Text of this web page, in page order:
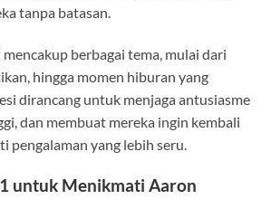
tanpa batasan.
berbagai tema, mulai dari
hingga momen hiburan yang
dirancang untuk menjaga antusiasme
dan membuat mereka ingin kembali
pengalaman yang lebih seru.
untuk Menikmati Aaron